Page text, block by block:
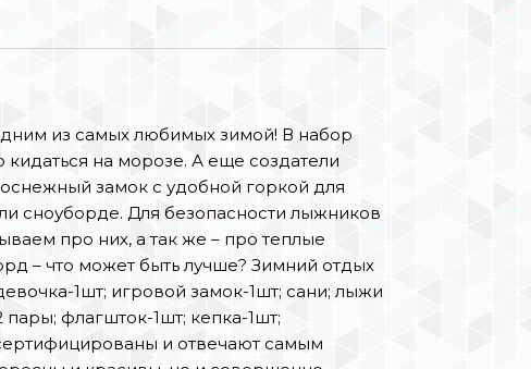
из самых любимых зимой! В набор
на морозе. А еще создатели
замок с удобной горкой для
сноуборде. Для безопасности лыжников
про них, а так же – про теплые
что может быть лучше? Зимний отдых
1шт; игровой замок-1шт; сани; лыжи
флагшток-1шт; кепка-1шт;
и отвечают самым